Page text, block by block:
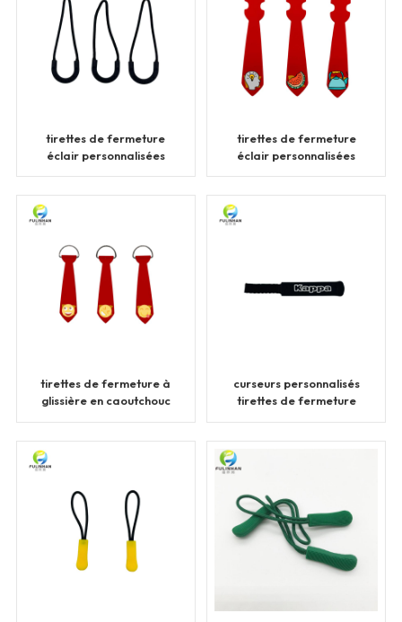
tirettes de fermeture
éclair personnalisées
tirettes de fermeture
éclair personnalisées
tirettes de fermeture à
glissière en caoutchouc
curseurs personnalisés
tirettes de fermeture